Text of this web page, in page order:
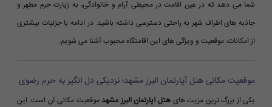
شما می دهد که در عین اقامت در محیطی آرام و خانوادگی، به زیارت حرم مطهر و
جاذبه های اطراف شهر به راحتی دسترسی داشته باشید. در ادامه با جزئیات بیشتری
از امکانات، موقعیت و ویژگی های این اقامتگاه محبوب آشنا می شویم.
موقعیت مکانی هتل آپارتمان البرز مشهد؛ نزدیکی دل انگیز به حرم رضوی
یکی از بزرگ ترین مزیت های هتل آپارتمان البرز مشهد موقعیت مکانی آن است. این